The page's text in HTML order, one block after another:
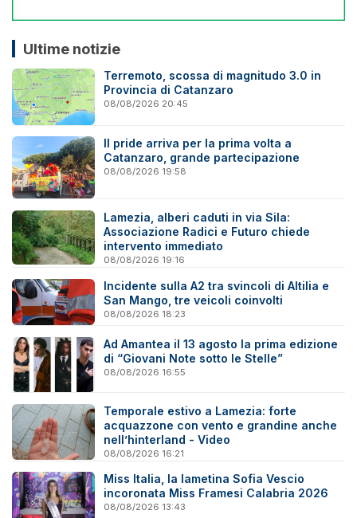
Ultime notizie
Terremoto, scossa di magnitudo 3.0 in
Provincia di Catanzaro
08/08/2026 20:45
Il pride arriva per la prima volta a
Catanzaro, grande partecipazione
08/08/2026 19:58
Lamezia, alberi caduti in via Sila:
Associazione Radici e Futuro chiede
intervento immediato
08/08/2026 19:16
Incidente sulla A2 tra svincoli di Altilia e
San Mango, tre veicoli coinvolti
08/08/2026 18:23
Ad Amantea il 13 agosto la prima edizione
di “Giovani Note sotto le Stelle”
08/08/2026 16:55
Temporale estivo a Lamezia: forte
acquazzone con vento e grandine anche
nell’hinterland - Video
08/08/2026 16:21
Miss Italia, la lametina Sofia Vescio
incoronata Miss Framesi Calabria 2026
08/08/2026 13:43